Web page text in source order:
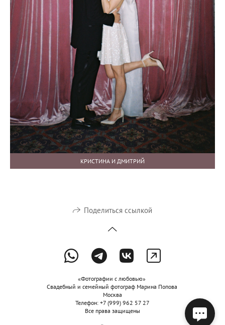
КРИСТИНА И ДМИТРИЙ
Поделиться ссылкой
«Фотографии с любовью»
Свадебный и семейный фотограф Марина Попова
Москва
Телефон: +7 (999) 962 57 27
Все права защищены